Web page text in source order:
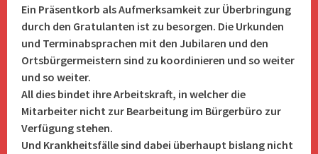
Ein Präsentkorb als Aufmerksamkeit zur Überbringung
durch den Gratulanten ist zu besorgen. Die Urkunden
und Terminabsprachen mit den Jubilaren und den
Ortsbürgermeistern sind zu koordinieren und so weiter
und so weiter.
All dies bindet ihre Arbeitskraft, in welcher die
Mitarbeiter nicht zur Bearbeitung im Bürgerbüro zur
Verfügung stehen.
Und Krankheitsfälle sind dabei überhaupt bislang nicht